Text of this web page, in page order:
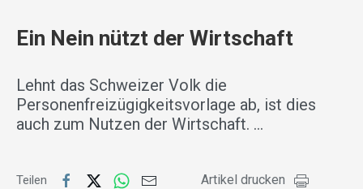
Ein Nein nützt der Wirtschaft
Lehnt das Schweizer Volk die
Personenfreizügigkeitsvorlage ab, ist dies
auch zum Nutzen der Wirtschaft. …
Teilen Artikel drucken